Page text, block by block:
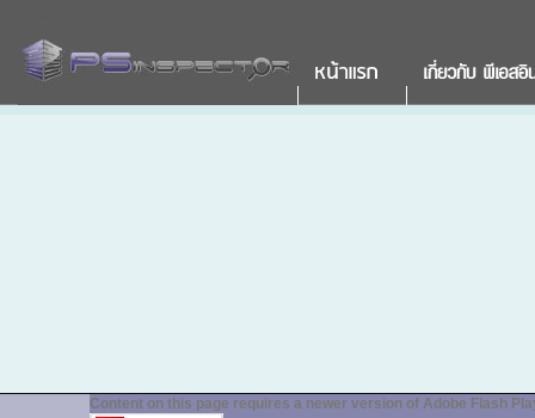
Content on this page requires a newer version of Adobe Flash